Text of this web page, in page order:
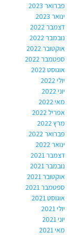
פברואר 2023
ינואר 2023
דצמבר 2022
נובמבר 2022
אוקטובר 2022
ספטמבר 2022
אוגוסט 2022
יולי 2022
יוני 2022
מאי 2022
אפריל 2022
מרץ 2022
פברואר 2022
ינואר 2022
דצמבר 2021
נובמבר 2021
אוקטובר 2021
ספטמבר 2021
אוגוסט 2021
יולי 2021
יוני 2021
מאי 2021